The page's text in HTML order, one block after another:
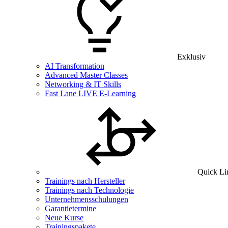
Exklusiv
AI Transformation
Advanced Master Classes
Networking & IT Skills
Fast Lane LIVE E-Learning
Quick
Trainings nach Hersteller
Trainings nach Technologie
Unternehmensschulungen
Garantietermine
Neue Kurse